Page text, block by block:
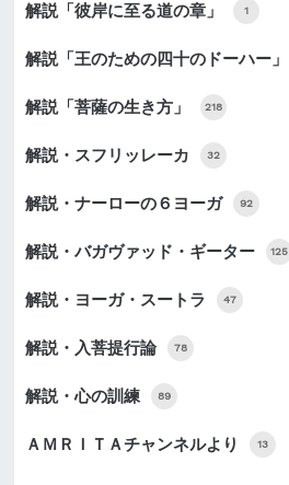
解説「彼岸に至る道の章」 1
解説「王のための四十のドーハー」
解説「菩薩の生き方」 218
解説・スフリッレーカ 32
解説・ナーローの６ヨーガ 92
解説・バガヴァッド・ギーター 125
解説・ヨーガ・スートラ 47
解説・入菩提行論 78
解説・心の訓練 89
ＡＭＲＩＴＡチャンネルより 13